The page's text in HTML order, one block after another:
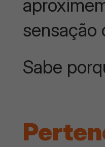
sensação
Sabe